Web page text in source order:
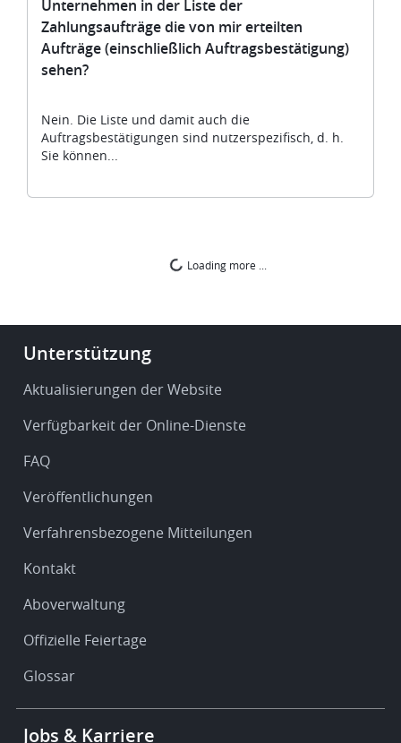
Unternehmen in der Liste der
Zahlungsaufträge die von mir erteilten
Aufträge (einschließlich Auftragsbestätigung)
sehen?
Nein. Die Liste und damit auch die
Auftragsbestätigungen sind nutzerspezifisch, d. h.
Sie können...
Loading more ...
Footer
Service
support
Unterstützung
Aktualisierungen der Website
Verfügbarkeit der Online-Dienste
FAQ
Veröffentlichungen
Verfahrensbezogene Mitteilungen
Kontakt
Aboverwaltung
Offizielle Feiertage
Glossar
Jobs & Karriere